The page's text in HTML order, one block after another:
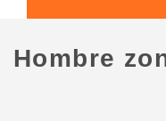
Hombre